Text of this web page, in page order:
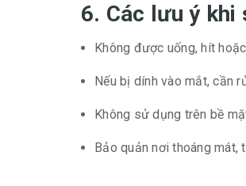
6. Các lưu ý khi
Không được uống, hít
Nếu bị dính vào mắt, cần
Không sử dụng trên bề
Bảo quản nơi thoáng mát,